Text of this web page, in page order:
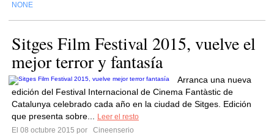
NONE
Sitges Film Festival 2015, vuelve el
mejor terror y fantasía
Arranca una nueva
edición del Festival Internacional de Cinema Fantàstic de
Catalunya celebrado cada año en la ciudad de Sitges. Edición
que presenta sobre...
Leer el resto
El 08 octubre 2015 por
Cineenserio